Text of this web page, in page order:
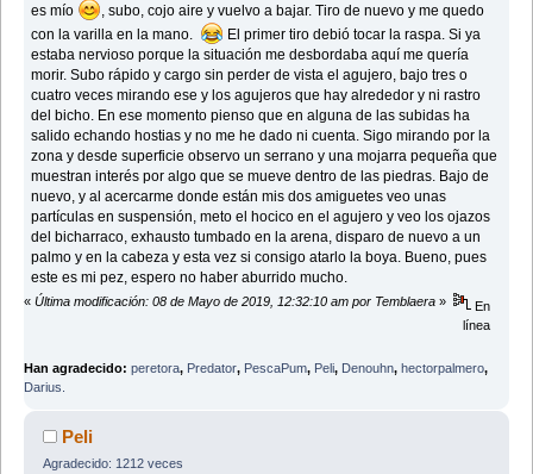
es mío
, subo, cojo aire y vuelvo a bajar. Tiro de nuevo y me quedo
con la varilla en la mano.
El primer tiro debió tocar la raspa. Si ya
estaba nervioso porque la situación me desbordaba aquí me quería
morir. Subo rápido y cargo sin perder de vista el agujero, bajo tres o
cuatro veces mirando ese y los agujeros que hay alrededor y ni rastro
del bicho. En ese momento pienso que en alguna de las subidas ha
salido echando hostias y no me he dado ni cuenta. Sigo mirando por la
zona y desde superficie observo un serrano y una mojarra pequeña que
muestran interés por algo que se mueve dentro de las piedras. Bajo de
nuevo, y al acercarme donde están mis dos amiguetes veo unas
partículas en suspensión, meto el hocico en el agujero y veo los ojazos
del bicharraco, exhausto tumbado en la arena, disparo de nuevo a un
palmo y en la cabeza y esta vez si consigo atarlo la boya. Bueno, pues
este es mi pez, espero no haber aburrido mucho.
« Última modificación: 08 de Mayo de 2019, 12:32:10 am por Temblaera »
En
línea
Han agradecido: peretora, Predator, PescaPum, Peli, Denouhn, hectorpalmero,
Darius.
Peli
Agradecido: 1212 veces